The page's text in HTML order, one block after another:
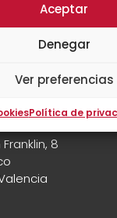
Aceptar
Denegar
Ver preferencias
Política de
8